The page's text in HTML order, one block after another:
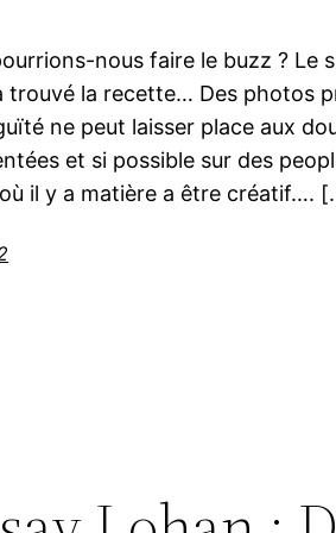
nous faire le buzz ? Le
trouvé la recette… Des photos
ne peut laisser place aux
et si possible sur des
il y a matière a être créatif….